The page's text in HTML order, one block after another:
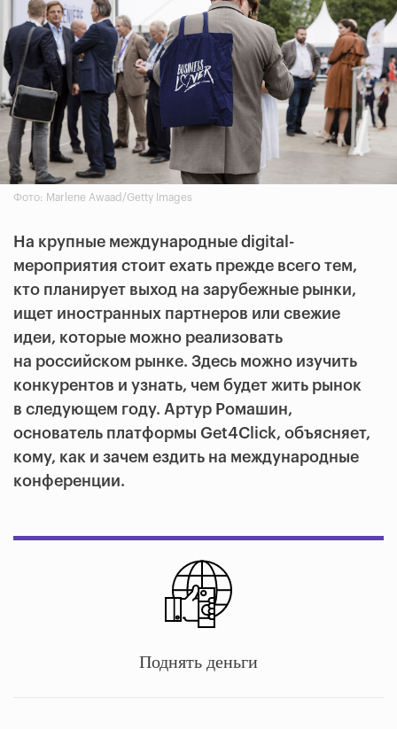
Фото: Marlene Awaad/Getty Images
На крупные международные digital-
мероприятия стоит ехать прежде всего тем,
кто планирует выход на зарубежные рынки,
ищет иностранных партнеров или свежие
идеи, которые можно реализовать
на российском рынке. Здесь можно изучить
конкурентов и узнать, чем будет жить рынок
в следующем году. Артур Ромашин,
основатель платформы Get4Click, объясняет,
кому, как и зачем ездить на международные
конференции.
Поднять деньги